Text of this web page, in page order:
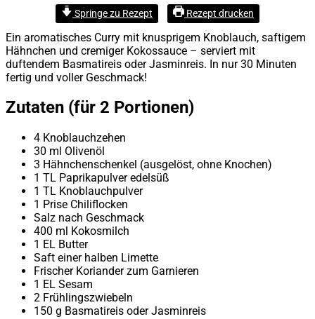
Springe zu Rezept Rezept drucken
Ein aromatisches Curry mit knusprigem Knoblauch, saftigem
Hähnchen und cremiger Kokossauce – serviert mit
duftendem Basmatireis oder Jasminreis. In nur 30 Minuten
fertig und voller Geschmack!
Zutaten (für 2 Portionen)
4 Knoblauchzehen
30 ml Olivenöl
3 Hähnchenschenkel (ausgelöst, ohne Knochen)
1 TL Paprikapulver edelsüß
1 TL Knoblauchpulver
1 Prise Chiliflocken
Salz nach Geschmack
400 ml Kokosmilch
1 EL Butter
Saft einer halben Limette
Frischer Koriander zum Garnieren
1 EL Sesam
2 Frühlingszwiebeln
150 g Basmatireis oder Jasminreis